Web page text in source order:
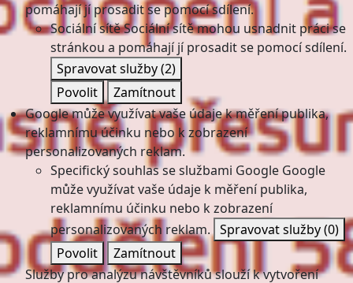
pomáhají jí prosadit se pomocí sdílení.
Sociální sítěSociální sítě mohou usnadnit práci se
stránkou a pomáhají jí prosadit se pomocí sdílení.
Spravovat služby(2)
Povolit
Zamítnout
Google může využívat vaše údaje k měření publika,
reklamnímu účinku nebo k zobrazení
personalizovaných reklam.
Specifický souhlas se službami Google Google
může využívat vaše údaje k měření publika,
reklamnímu účinku nebo k zobrazení
personalizovaných reklam. Spravovat služby(0)
Povolit
Zamítnout
Služby pro analýzu návštěvníků slouží k vytvoření